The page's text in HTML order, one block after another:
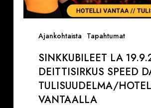
Ajankohtaista Tapahtumat
SINKKUBILEET LA
DEITTISIRKUS SPEED
TULISUUDELMA/
VANTAALLA